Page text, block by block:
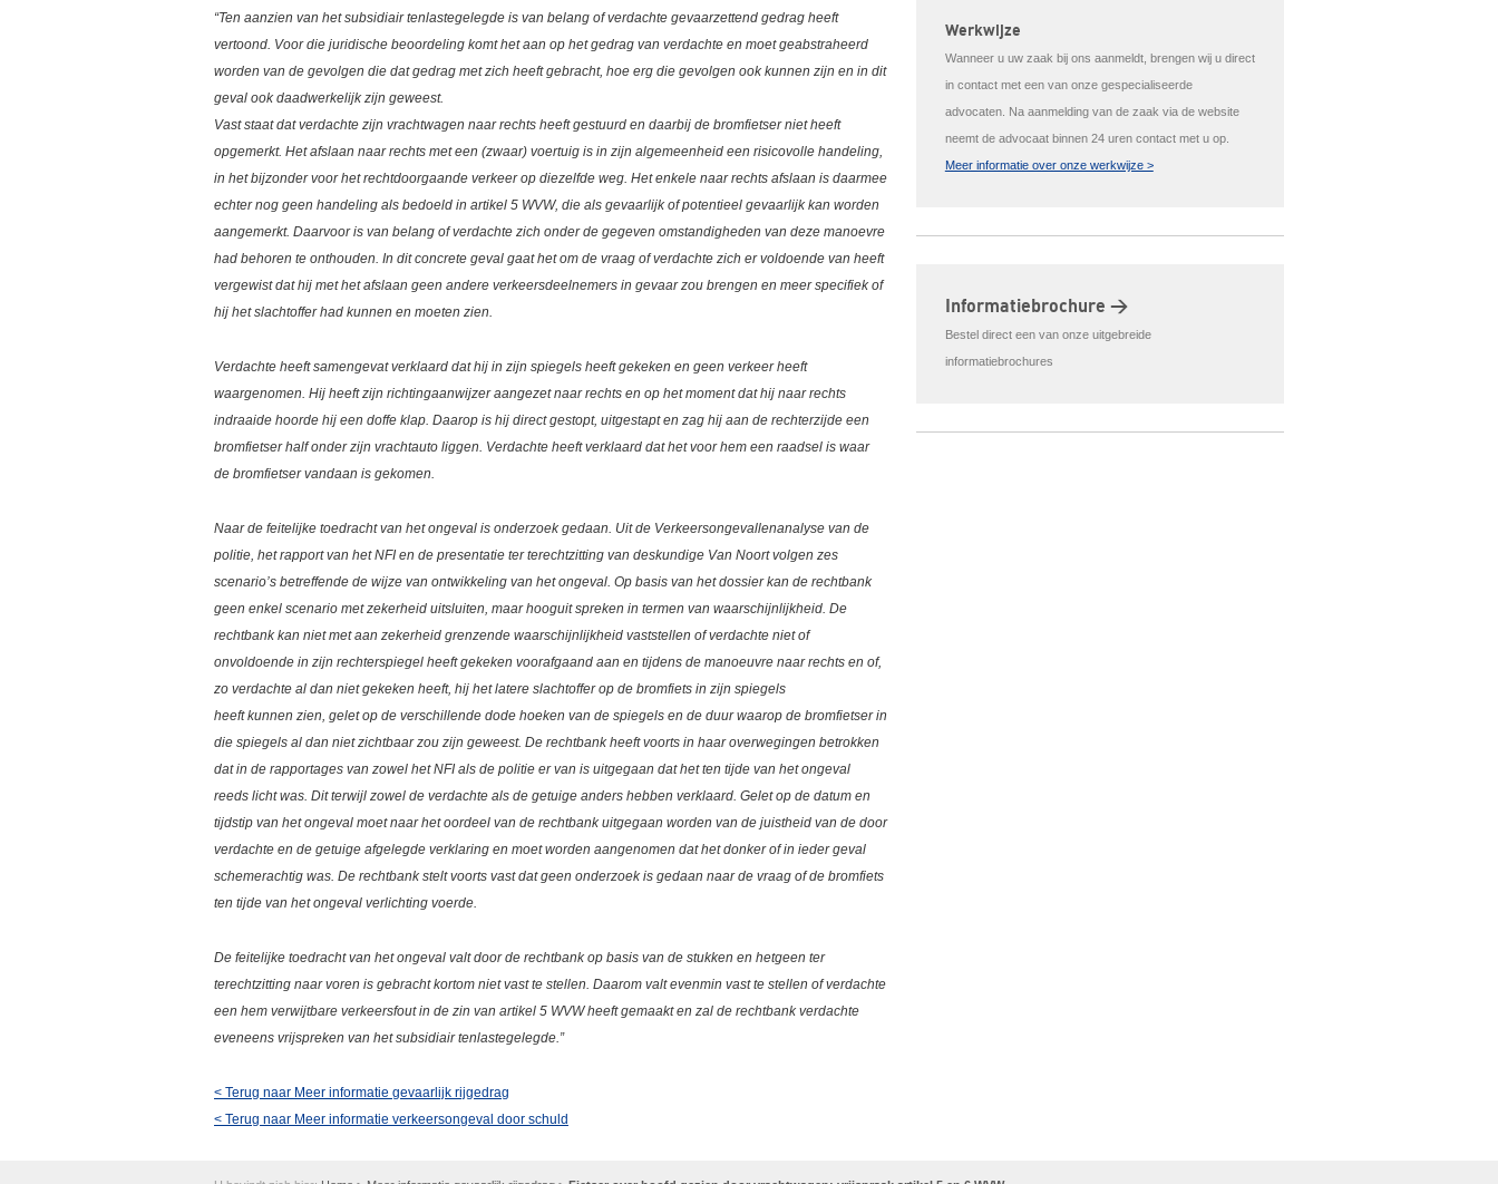
“Ten aanzien van het subsidiair tenlastegelegde is van belang of verdachte gevaarzettend gedrag heeft
vertoond. Voor die juridische beoordeling komt het aan op het gedrag van verdachte en moet geabstraheerd
worden van de gevolgen die dat gedrag met zich heeft gebracht, hoe erg die gevolgen ook kunnen zijn en in dit
geval ook daadwerkelijk zijn geweest.
Vast staat dat verdachte zijn vrachtwagen naar rechts heeft gestuurd en daarbij de bromfietser niet heeft
opgemerkt. Het afslaan naar rechts met een (zwaar) voertuig is in zijn algemeenheid een risicovolle handeling,
in het bijzonder voor het rechtdoorgaande verkeer op diezelfde weg. Het enkele naar rechts afslaan is daarmee
echter nog geen handeling als bedoeld in artikel 5 WVW, die als gevaarlijk of potentieel gevaarlijk kan worden
aangemerkt. Daarvoor is van belang of verdachte zich onder de gegeven omstandigheden van deze manoevre
had behoren te onthouden. In dit concrete geval gaat het om de vraag of verdachte zich er voldoende van heeft
vergewist dat hij met het afslaan geen andere verkeersdeelnemers in gevaar zou brengen en meer specifiek of
hij het slachtoffer had kunnen en moeten zien.
Verdachte heeft samengevat verklaard dat hij in zijn spiegels heeft gekeken en geen verkeer heeft
waargenomen. Hij heeft zijn richtingaanwijzer aangezet naar rechts en op het moment dat hij naar rechts
indraaide hoorde hij een doffe klap. Daarop is hij direct gestopt, uitgestapt en zag hij aan de rechterzijde een
bromfietser half onder zijn vrachtauto liggen. Verdachte heeft verklaard dat het voor hem een raadsel is waar
de bromfietser vandaan is gekomen.
Naar de feitelijke toedracht van het ongeval is onderzoek gedaan. Uit de Verkeersongevallenanalyse van de
politie, het rapport van het NFI en de presentatie ter terechtzitting van deskundige Van Noort volgen zes
scenario’s betreffende de wijze van ontwikkeling van het ongeval. Op basis van het dossier kan de rechtbank
geen enkel scenario met zekerheid uitsluiten, maar hooguit spreken in termen van waarschijnlijkheid. De
rechtbank kan niet met aan zekerheid grenzende waarschijnlijkheid vaststellen of verdachte niet of
onvoldoende in zijn rechterspiegel heeft gekeken voorafgaand aan en tijdens de manoeuvre naar rechts en of,
zo verdachte al dan niet gekeken heeft, hij het latere slachtoffer op de bromfiets in zijn spiegels
heeft kunnen zien, gelet op de verschillende dode hoeken van de spiegels en de duur waarop de bromfietser in
die spiegels al dan niet zichtbaar zou zijn geweest. De rechtbank heeft voorts in haar overwegingen betrokken
dat in de rapportages van zowel het NFI als de politie er van is uitgegaan dat het ten tijde van het ongeval
reeds licht was. Dit terwijl zowel de verdachte als de getuige anders hebben verklaard. Gelet op de datum en
tijdstip van het ongeval moet naar het oordeel van de rechtbank uitgegaan worden van de juistheid van de door
verdachte en de getuige afgelegde verklaring en moet worden aangenomen dat het donker of in ieder geval
schemerachtig was. De rechtbank stelt voorts vast dat geen onderzoek is gedaan naar de vraag of de bromfiets
ten tijde van het ongeval verlichting voerde.
De feitelijke toedracht van het ongeval valt door de rechtbank op basis van de stukken en hetgeen ter
terechtzitting naar voren is gebracht kortom niet vast te stellen. Daarom valt evenmin vast te stellen of verdachte
een hem verwijtbare verkeersfout in de zin van artikel 5 WVW heeft gemaakt en zal de rechtbank verdachte
eveneens vrijspreken van het subsidiair tenlastegelegde.”
< Terug naar Meer informatie gevaarlijk rijgedrag
< Terug naar Meer informatie verkeersongeval door schuld
Werkwijze
Wanneer u uw zaak bij ons aanmeldt, brengen wij u direct
in contact met een van onze gespecialiseerde
advocaten. Na aanmelding van de zaak via de website
neemt de advocaat binnen 24 uren contact met u op.
Meer informatie over onze werkwijze >
Informatiebrochure >
Bestel direct een van onze uitgebreide
informatiebrochures